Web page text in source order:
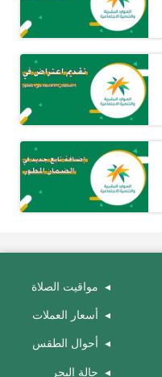
مواقيت الصلاة
أسعار العملات
أحوال الطقس
حالة البحر